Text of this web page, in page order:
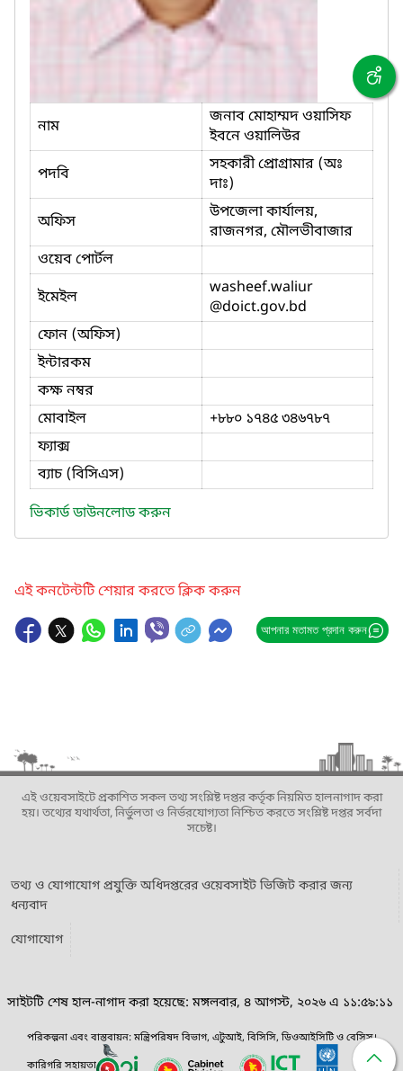
নাম
জনাব মোহাম্মদ ওয়াসিফ
ইবনে ওয়ালিউর
পদবি
সহকারী প্রোগ্রামার (অঃ
দাঃ)
অফিস
উপজেলা কার্যালয়,
রাজনগর, মৌলভীবাজার
ওয়েব পোর্টল
ইমেইল
washeef.waliur
@doict.gov.bd
ফোন (অফিস)
ইন্টারকম
কক্ষ নম্বর
মোবাইল
+৮৮০ ১৭৪৫ ৩৪৬৭৮৭
ফ্যাক্স
ব্যাচ (বিসিএস)
ভিকার্ড ডাউনলোড করুন
এই কনটেন্টটি শেয়ার করতে ক্লিক করুন
আপনার মতামত প্রদান করুন
এই ওয়েবসাইটে প্রকাশিত সকল তথ্য সংশ্লিষ্ট দপ্তর কর্তৃক নিয়মিত হালনাগাদ করা
হয়। তথ্যের যথার্থতা, নির্ভুলতা ও নির্ভরযোগ্যতা নিশ্চিত করতে সংশ্লিষ্ট দপ্তর সর্বদা
সচেষ্ট।
তথ্য ও যোগাযোগ প্রযুক্তি অধিদপ্তরের ওয়েবসাইট ভিজিট করার জন্য
ধন্যবাদ
যোগাযোগ
সাইটটি শেষ হাল-নাগাদ করা হয়েছে: মঙ্গলবার, ৪ আগস্ট, ২০২৬ এ ১১:৫৯:১১
পরিকল্পনা এবং বাস্তবায়ন: মন্ত্রিপরিষদ বিভাগ, এটুআই, বিসিসি, ডিওআইসিটি ও বেসিস।
কারিগরি সহায়তা